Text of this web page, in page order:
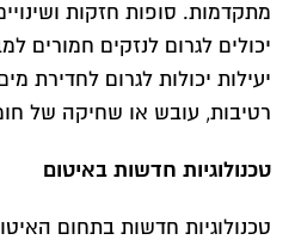
מתקדמות. סופות חזקות
יכולים לגרום לנזקים חמורים
יעילות יכולות לגרום לחדירת מים
רטיבות, עובש או שחיקה של
טכנולוגיות חדשות באיטום
טכנולוגיות חדשות בתחום